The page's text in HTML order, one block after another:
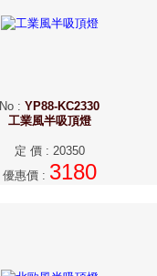
No : YP88-KC2330
工業風半吸頂燈
定 價: 20350
優惠價: 3180